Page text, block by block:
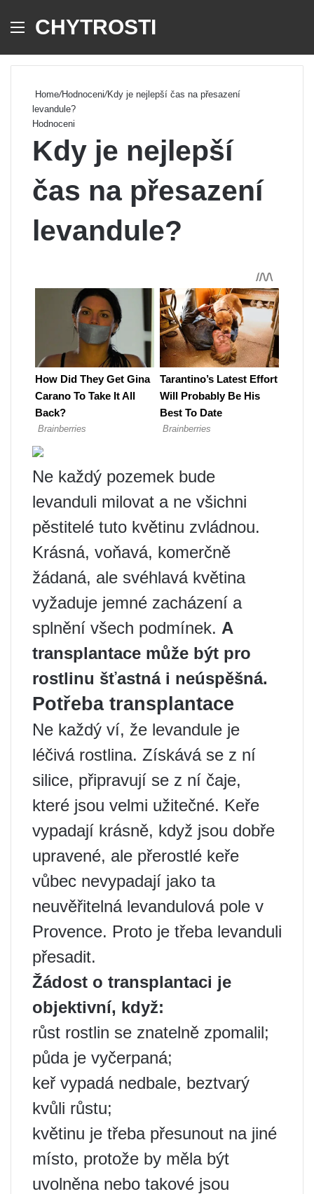
Menu
CHYTROSTI
Home/Hodnoceni/Kdy je nejlepší čas na přesazení
levandule?
Hodnoceni
Kdy je nejlepší
čas na přesazení
levandule?
Ne každý pozemek bude
levanduli milovat a ne všichni
pěstitelé tuto květinu zvládnou.
Krásná, voňavá, komerčně
žádaná, ale svéhlavá květina
vyžaduje jemné zacházení a
splnění všech podmínek. A
transplantace může být pro
rostlinu šťastná i neúspěšná.
Potřeba transplantace
Ne každý ví, že levandule je
léčivá rostlina. Získává se z ní
silice, připravují se z ní čaje,
které jsou velmi užitečné. Keře
vypadají krásně, když jsou dobře
upravené, ale přerostlé keře
vůbec nevypadají jako ta
neuvěřitelná levandulová pole v
Provence. Proto je třeba levanduli
přesadit.
Žádost o transplantaci je
objektivní, když:
růst rostlin se znatelně zpomalil;
půda je vyčerpaná;
keř vypadá nedbale, beztvarý
kvůli růstu;
květinu je třeba přesunout na jiné
místo, protože by měla být
uvolněna nebo takové jsou